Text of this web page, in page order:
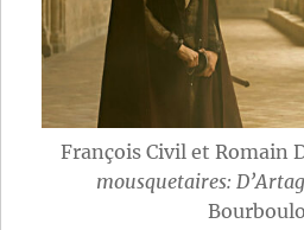
François Civil et Romain
mousquetaires: